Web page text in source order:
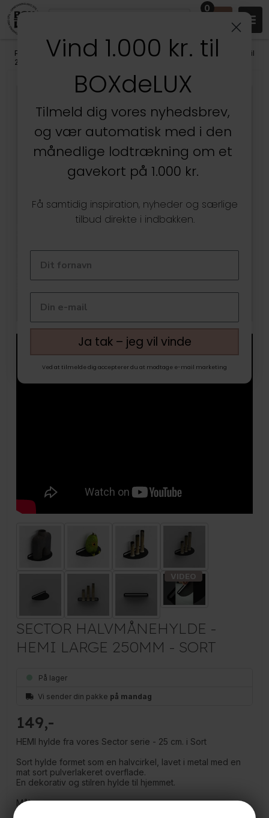
0
Produkter /Stuen Væghylder & gallerihylder/Små væghylder (op til
25 cm)
Kun hos BOXdeLUX
SECTOR HALVMÅNEHYLDE -
HEMI LARGE 250MM - SORT
På lager
Vi sender din pakke på mandag
149
HEMI hylde fra vores Sector serie - 25 cm. i Sort
Sort hylde formet som en halvcirkel, lavet i metal med en
mat sort pulverlakeret overflade.
En dekorativ og stilren hylde til hjemmet.
Måler:
Vind 1.000 kr. til
BOXdeLUX
Tilmeld dig vores nyhedsbrev,
og vær automatisk med i den
månedlige lodtrækning om et
gavekort på 1.000 kr.
Få samtidig inspiration, nyheder og særlige
tilbud direkte i indbakken.
Ja tak – jeg vil vinde
Ved at tilmelde dig accepterer du at modtage e-mail marketing